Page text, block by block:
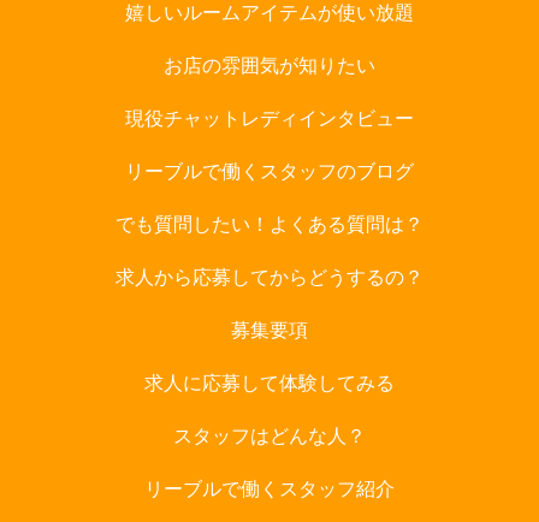
嬉しいルームアイテムが使い放題
お店の雰囲気が知りたい
現役チャットレディインタビュー
リーブルで働くスタッフのブログ
でも質問したい！よくある質問は？
求人から応募してからどうするの？
募集要項
求人に応募して体験してみる
スタッフはどんな人？
リーブルで働くスタッフ紹介